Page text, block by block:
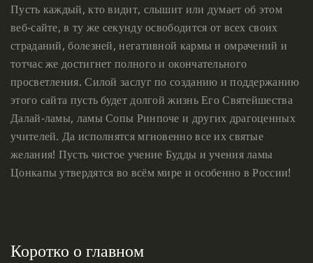
Пусть каждый, кто видит, слышит или думает об этом
веб-сайте, в ту же секунду освободится от всех своих
страданий, болезней, негативной кармы и омрачений и
тотчас же достигнет полного и окончательного
просветления. Силой заслуг по созданию и поддержанию
этого сайта пусть будет долгой жизнь Его Святейшества
Далай-ламы, ламы Сопы Ринпоче и других драгоценных
учителей. Да исполнятся мгновенно все их святые
желания! Пусть чистое учение Будды и учения ламы
Цонкапы утвердятся во всём мире и особенно в России!
Коротко о главном